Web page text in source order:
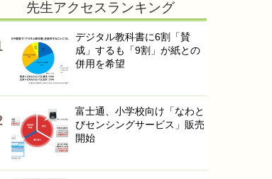
先生アクセスランキング
デジタル教科書に6割「賛
成」するも「9割」が紙との
併用を希望
富士通、小学校向け「なわと
びセンシングサービス」販売
開始